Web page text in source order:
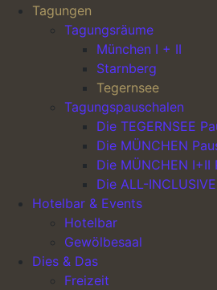
Tagungen
Tagungsräume
München I + II
Starnberg
Tegernsee
Tagungspauschalen
Die TEGERNSEE
Die MÜNCHEN
Die MÜNCHEN I+II
Die ALL-
Hotelbar & Events
Hotelbar
Gewölbesaal
Dies & Das
Freizeit
Dieser gemütliche Gewölberaum
Gruppenraum als auch für
Tageslicht lässt in dem bayrisch
angenehme Wohlfühlatmosphäre
Raum Tegernsee verfügt über 16m²
Raum Starnberg auf insgesamt
Tagungsmappe